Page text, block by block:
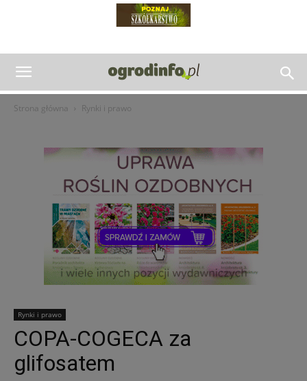
Strona główna Rynki i prawo
Rynki i prawo
COPA-COGECA za
glifosatem